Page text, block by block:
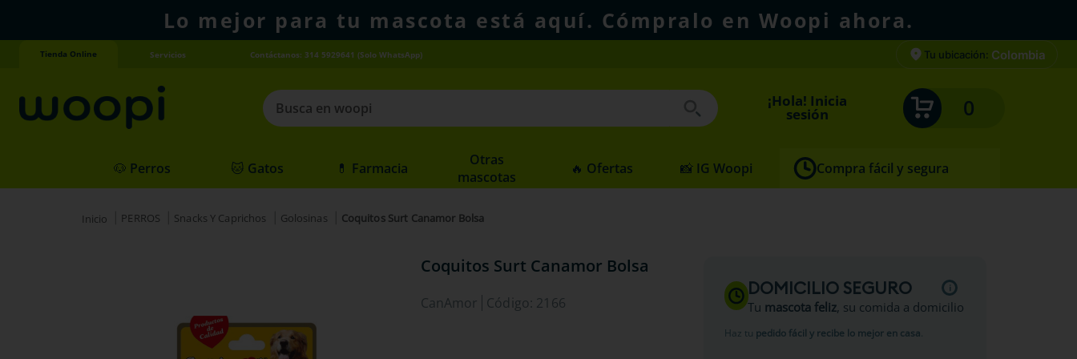
Lo mejor para tu mascota está aquí. Cómpralo en Woopi ahora.
Tienda Online Servicios Contáctanos: 314 5929641 (Solo WhatsApp) Tu ubicación: Colombia
Busca en woopi
1
agility gold
¡Hola! Inicia
sesión 0
🐶 Perros 🐱 Gatos 💊 Farmacia
Otras
mascotas
🔥 Ofertas 📸 IG Woopi Compra fácil y segura
PERROS Snacks Y Caprichos Golosinas Coquitos Surt Canamor Bolsa
Coquitos Surt Canamor Bolsa
CanAmor Código: 2166
DOMICILIO SEGURO
Tu mascota feliz, su comida a domicilio
Haz tu pedido fácil y recibe lo mejor en casa